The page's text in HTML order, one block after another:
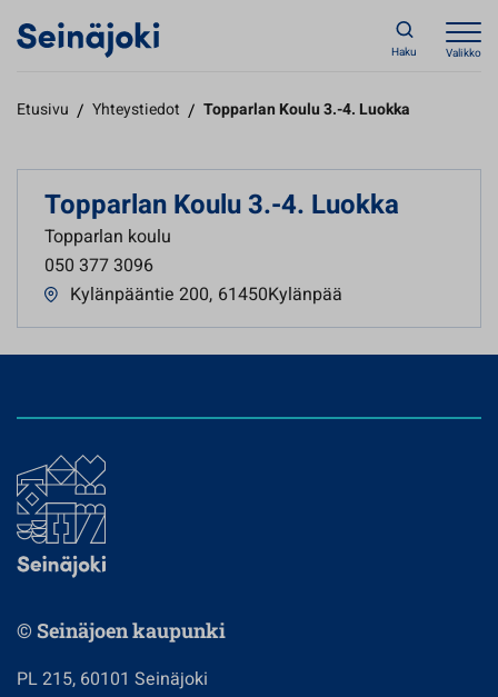
Haku Valikko
Etusivu / Yhteystiedot / Topparlan Koulu 3.-4. Luokka
Topparlan Koulu 3.-4. Luokka
Topparlan koulu
050 377 3096
Kylänpääntie 200, 61450Kylänpää
© Seinäjoen kaupunki
PL 215, 60101 Seinäjoki